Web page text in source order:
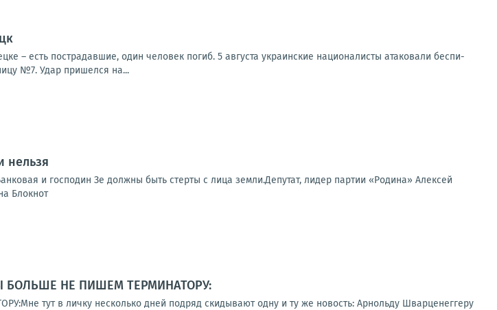
– есть постра­дав­шие, один чело­век погиб. 5 авгу­ста укра­ин­ские наци­о­на­ли­сты ата­ко­ва­ли бес­пи­
№7. Удар при­шел­ся на...
нельзя
и господин Зе должны быть стерты с лица земли.Депутат, лидер партии «Родина» Алексей
Блокнот
БОЛЬШЕ НЕ ПИШЕМ ТЕРМИНАТОРУ:
тут в личку несколько дней подряд скидывают одну и ту же новость: Арнольду Шварценеггеру